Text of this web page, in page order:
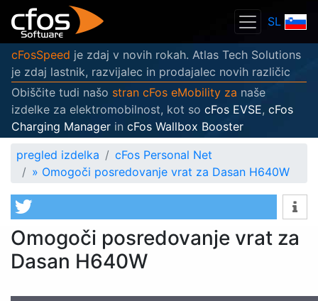
SL
cFosSpeed je zdaj v novih rokah. Atlas Tech Solutions
je zdaj lastnik, razvijalec in prodajalec novih različic
Obiščite tudi našo stran cFos eMobility za naše
izdelke za elektromobilnost, kot so cFos EVSE, cFos
Charging Manager in cFos Wallbox Booster
pregled izdelka
cFos Personal Net
» Omogoči posredovanje vrat za Dasan H640W
Omogoči posredovanje vrat za
Dasan H640W